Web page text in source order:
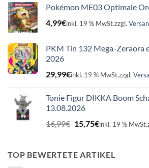
Pokémon ME03 Optimale
4,99€inkl. 19 % MwSt.zzgl.
PKM Tin 132 Mega-Zeraora
2026
29,99€inkl. 19 % MwSt.zzgl.
Tonie Figur DIKKA Boom
13.08.2026
16,99€ Ursprünglicher
Preis
16,99€
15,75€Aktueller
15,75€.
inkl. 19 % MwSt.
TOP BEWERTETE ARTIKEL